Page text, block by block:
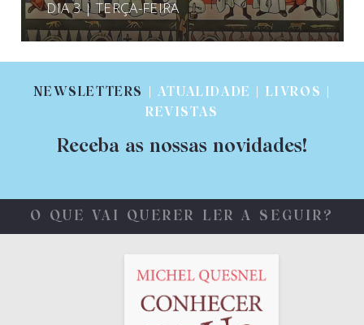
DIA 3 | TERÇA-FEIRA
NEWSLETTERS
| ATUALIDADE | LIVROS |
REVISTAS
Receba as nossas novidades!
O QUE VAI QUERER LER A SEGUIR?